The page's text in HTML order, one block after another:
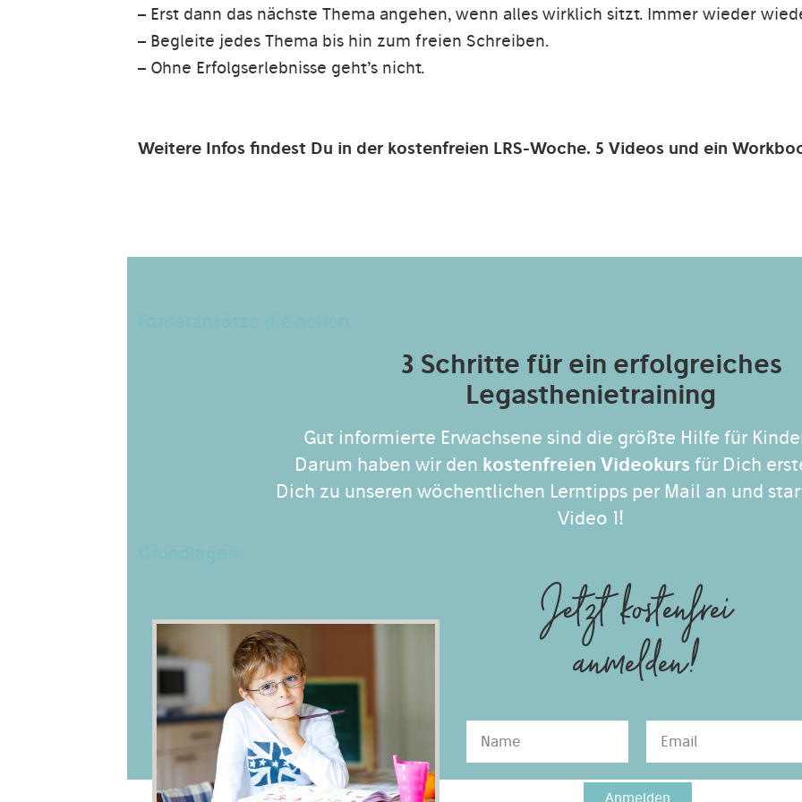
– Erst dann das nächste Thema angehen, wenn alles wirklich sitzt. Immer wieder
– Begleite jedes Thema bis hin zum freien Schreiben.
– Ohne Erfolgserlebnisse geht’s nicht.
Weitere Infos findest Du in der kostenfreien LRS-Woche. 5 Videos und ein
3 Schritte für ein erfolgreiches
Legasthenietraining
Gut informierte Erwachsene sind die größte Hilfe für
Darum haben wir den kostenfreien Videokurs für Dich
Dich zu unseren wöchentlichen Lerntipps per Mail an und
Video 1!
Jetzt kostenfrei
anmelden!
Anmelden